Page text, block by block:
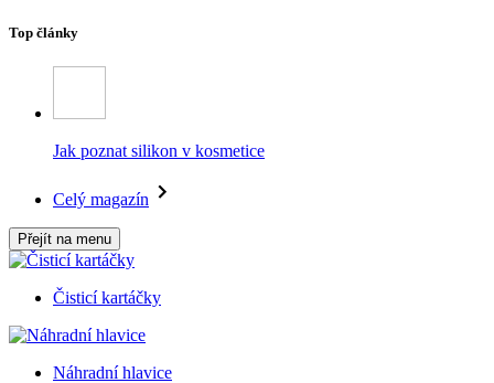
Top články
Jak poznat silikon v kosmetice
Celý magazín
Přejít na menu
Čisticí kartáčky
Náhradní hlavice